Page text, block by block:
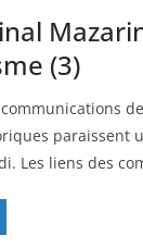
(3)
paraissent
Les liens des